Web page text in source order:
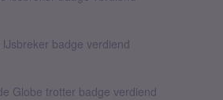
badge verdiend
Globe trotter badge verdiend